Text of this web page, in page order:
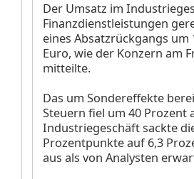
Der Umsatz im
Finanzdienstleistungen
eines Absatzrückgangs
Euro, wie der Konzern am
mitteilte.
Das um Sondereffekte
Steuern fiel um 40 Prozent
Industriegeschäft sackte
Prozentpunkte auf 6,3
aus als von Analysten